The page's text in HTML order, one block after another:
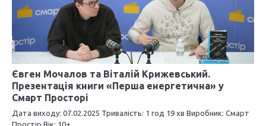
Євген Мочалов та Віталій Крижевський.
Презентація книги «Перша енергетична» у
Смарт Просторі
Дата виходу: 07.02.2025 Тривалість: 1 год 19 хв Виробник: Смарт
Простір Вік: 10+